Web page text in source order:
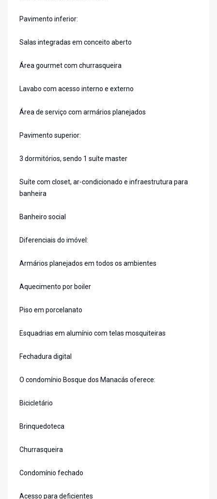
Pavimento inferior:
Salas integradas em conceito aberto
Área gourmet com churrasqueira
Lavabo com acesso interno e externo
Área de serviço com armários planejados
Pavimento superior:
3 dormitórios, sendo 1 suíte master
Suíte com closet, ar-condicionado e infraestrutura para
banheira
Banheiro social
Diferenciais do imóvel:
Armários planejados em todos os ambientes
Aquecimento por boiler
Piso em porcelanato
Esquadrias em alumínio com telas mosquiteiras
Fechadura digital
O condomínio Bosque dos Manacás oferece:
Bicicletário
Brinquedoteca
Churrasqueira
Condomínio fechado
Acesso para deficientes